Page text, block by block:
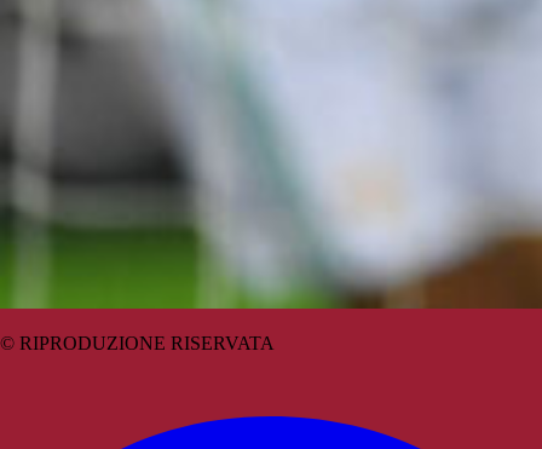
© RIPRODUZIONE RISERVATA